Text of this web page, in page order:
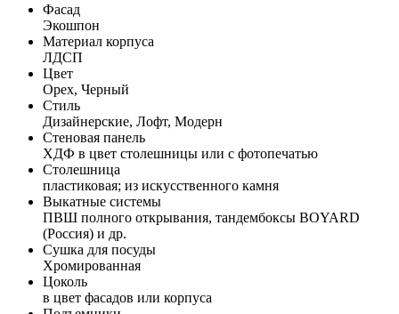
Фасад
Экошпон
Материал корпуса
ЛДСП
Цвет
Орех, Черный
Стиль
Дизайнерские, Лофт, Модерн
Стеновая панель
ХДФ в цвет столешницы или с фотопечатью
Столешница
пластиковая; из искусственного камня
Выкатные системы
ПВШ полного открывания, тандембоксы BOYARD
(Россия) и др.
Сушка для посуды
Хромированная
Цоколь
в цвет фасадов или корпуса